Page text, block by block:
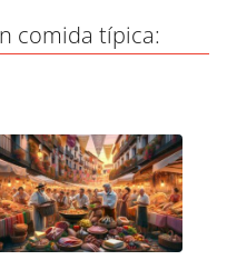
comida típica: